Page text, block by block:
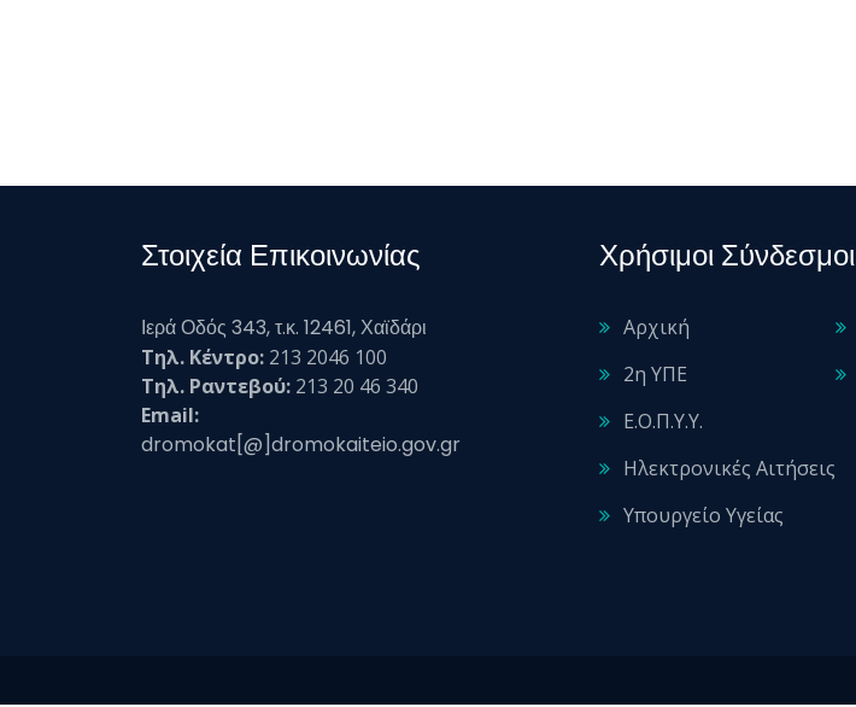
Στοιχεία Επικοινωνίας
Ιερά Οδός 343, τ.κ. 12461, Χαϊδάρι
Τηλ. Κέντρο: 213 2046 100
Τηλ. Ραντεβού: 213 20 46 340
Email:
dromokat[@]dromokaiteio.gov.gr
Χρήσιμοι Σύνδεσμοι
Αρχική
2η ΥΠΕ
Ε.Ο.Π.Υ.Υ.
Ηλεκτρονικές Αιτήσεις
Υπουργείο Υγείας